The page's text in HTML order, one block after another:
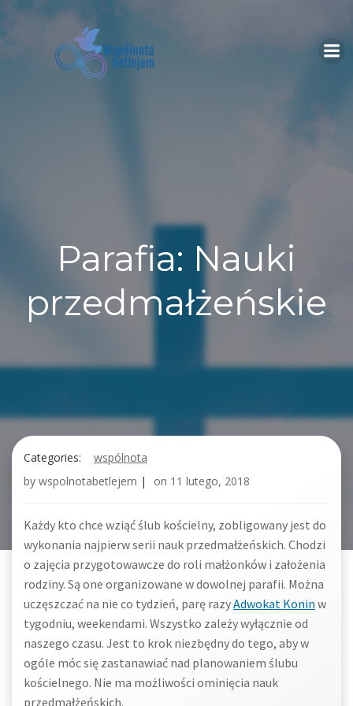
Parafia: Nauki
przedmałżeńskie
Categories:
wspólnota
by wspolnotabetlejem | on 11 lutego, 2018
Każdy kto chce wziąć ślub kościelny, zobligowany jest do
wykonania najpierw serii nauk przedmałżeńskich. Chodzi
o zajęcia przygotowawcze do roli małżonków i założenia
rodziny. Są one organizowane w dowolnej parafii. Można
uczęszczać na nie co tydzień, parę razyAdwokat Konin w
tygodniu, weekendami. Wszystko zależy wyłącznie od
naszego czasu. Jest to krok niezbędny do tego, aby w
ogóle móc się zastanawiać nad planowaniem ślubu
kościelnego. Nie ma możliwości ominięcia nauk
przedmałżeńskich.